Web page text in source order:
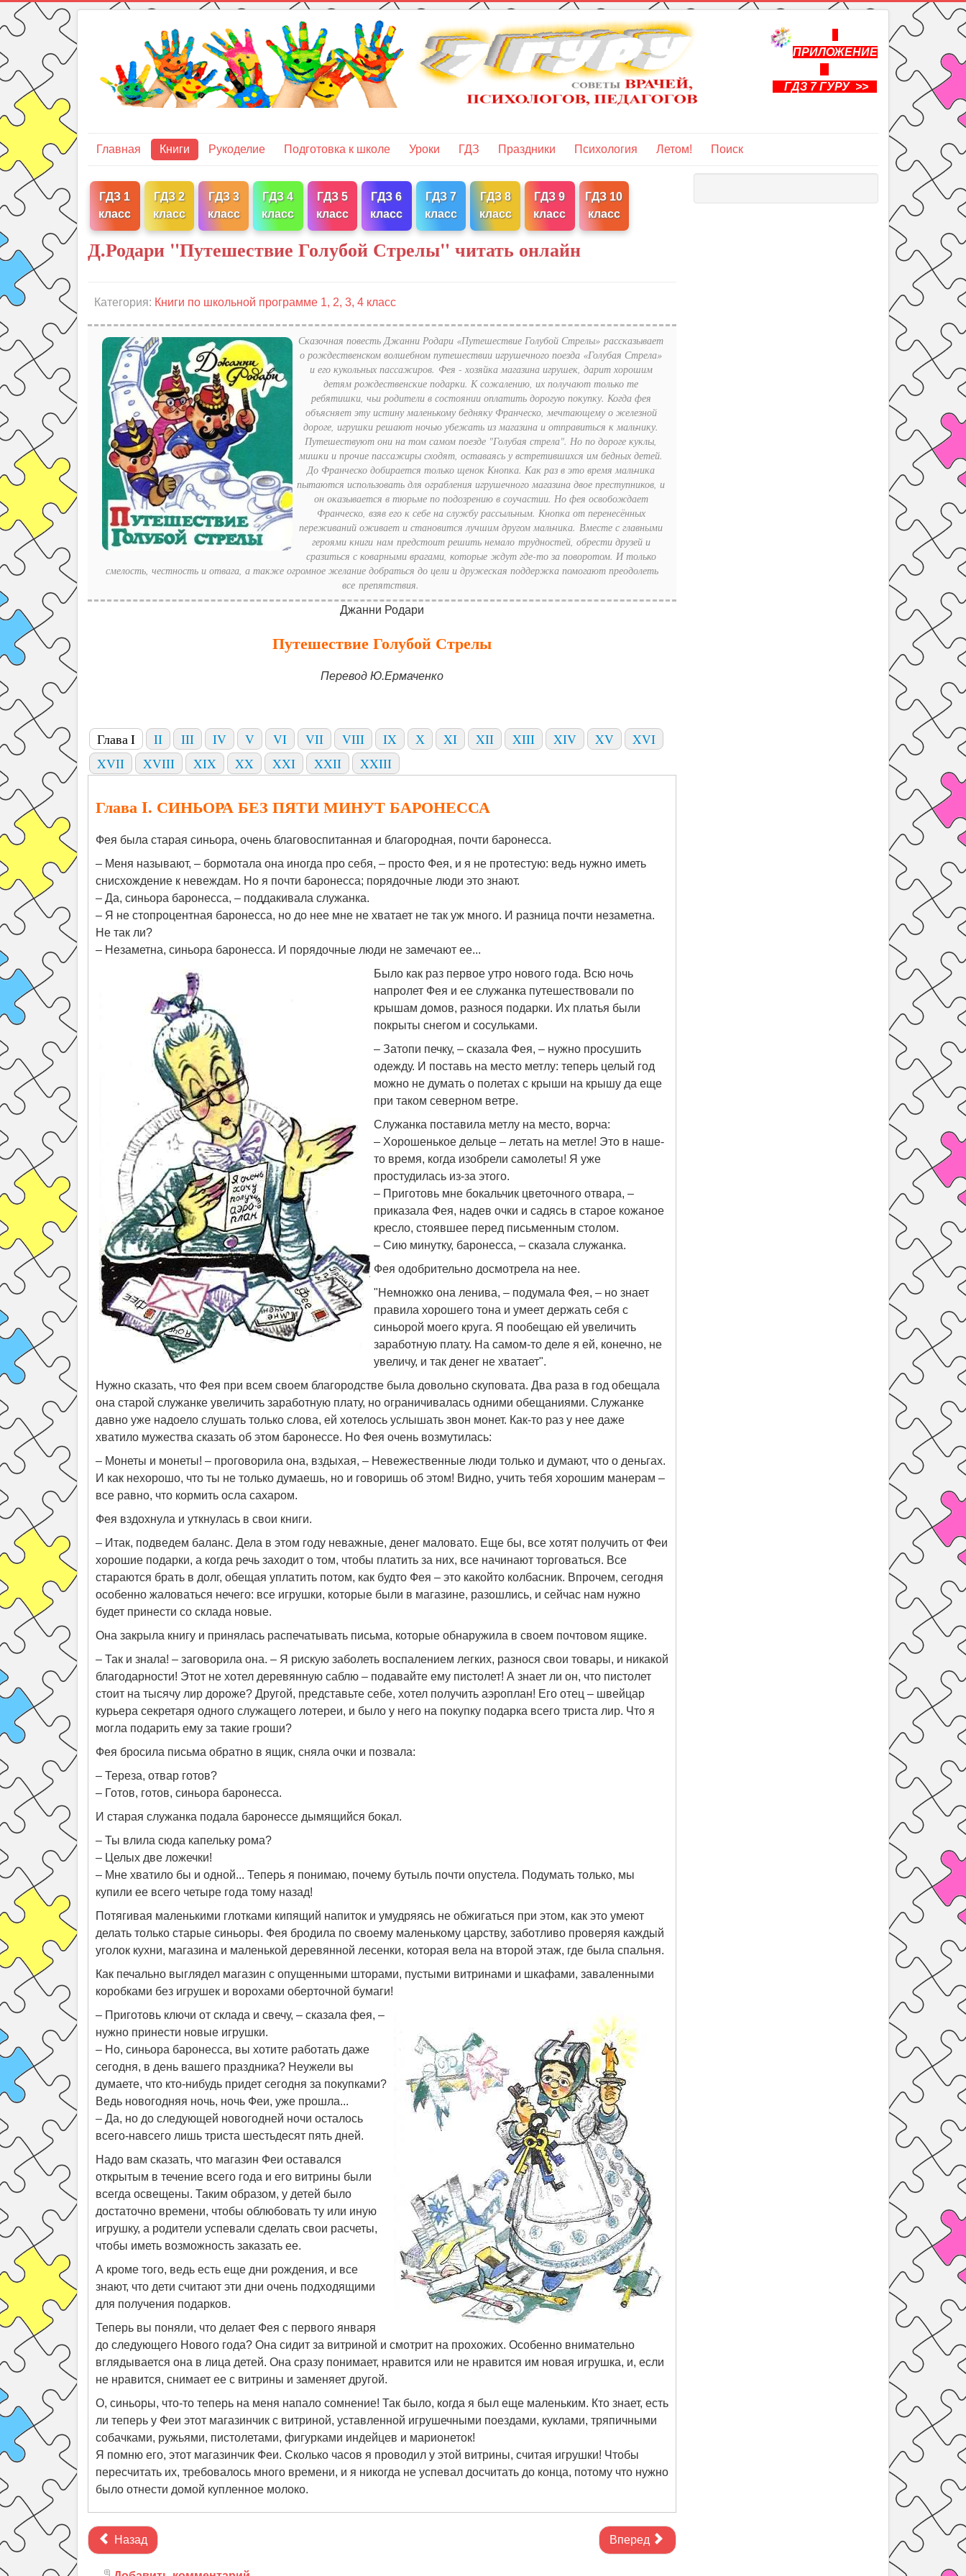
ПРИЛОЖЕНИЕ
ГДЗ 7 ГУРУ >>
Главная Книги Рукоделие Подготовка к школе Уроки ГДЗ Праздники Психология Летом! Поиск
ГДЗ 1
класс
ГДЗ 2
класс
ГДЗ 3
класс
ГДЗ 4
класс
ГДЗ 5
класс
ГДЗ 6
класс
ГДЗ 7
класс
ГДЗ 8
класс
ГДЗ 9
класс
ГДЗ 10
класс
Д.Родари "Путешествие Голубой Стрелы" читать онлайн
Категория: Книги по школьной программе 1, 2, 3, 4 класс
Сказочная повесть Джанни Родари «Путешествие Голубой Стрелы» рассказывает
о рождественском волшебном путешествии игрушечного поезда «Голубая Стрела»
и его кукольных пассажиров. Фея - хозяйка магазина игрушек, дарит хорошим
детям рождественские подарки. К сожалению, их получают только те
ребятишки, чьи родители в состоянии оплатить дорогую покупку. Когда фея
объясняет эту истину маленькому бедняку Франческо, мечтающему о железной
дороге, игрушки решают ночью убежать из магазина и отправиться к мальчику.
Путешествуют они на том самом поезде "Голубая стрела". Но по дороге куклы,
мишки и прочие пассажиры сходят, оставаясь у встретившихся им бедных детей.
До Франческо добирается только щенок Кнопка. Как раз в это время мальчика
пытаются использовать для ограбления игрушечного магазина двое преступников, и
он оказывается в тюрьме по подозрению в соучастии. Но фея освобождает
Франческо, взяв его к себе на службу рассыльным. Кнопка от перенесённых
переживаний оживает и становится лучшим другом мальчика. Вместе с главными
героями книги нам предстоит решить немало трудностей, обрести друзей и
сразиться с коварными врагами, которые ждут где-то за поворотом. И только
смелость, честность и отвага, а также огромное желание добраться до цели и дружеская поддержка помогают преодолеть
все препятствия.
Джанни Родари
Путешествие Голубой Стрелы
Перевод Ю.Ермаченко
Глава I II III IV V VI VII VIII IX Х XI XII XIII XIV XV
XVI
XVII
XVIII XIX XX XXI XXII XXIII
Глава I. СИНЬОРА БЕЗ ПЯТИ МИНУТ БАРОНЕССА
Фея была старая синьора, очень благовоспитанная и благородная, почти баронесса.
– Меня называют, – бормотала она иногда про себя, – просто Фея, и я не протестую: ведь нужно иметь
снисхождение к невеждам. Но я почти баронесса; порядочные люди это знают.
– Да, синьора баронесса, – поддакивала служанка.
– Я не стопроцентная баронесса, но до нее мне не хватает не так уж много. И разница почти незаметна.
Не так ли?
– Незаметна, синьора баронесса. И порядочные люди не замечают ее...
Было как раз первое утро нового года. Всю ночь
напролет Фея и ее служанка путешествовали по
крышам домов, разнося подарки. Их платья были
покрыты снегом и сосульками.
– Затопи печку, – сказала Фея, – нужно просушить
одежду. И поставь на место метлу: теперь целый год
можно не думать о полетах с крыши на крышу да еще
при таком северном ветре.
Служанка поставила метлу на место, ворча:
– Хорошенькое дельце – летать на метле! Это в наше-
то время, когда изобрели самолеты! Я уже
простудилась из-за этого.
– Приготовь мне бокальчик цветочного отвара, –
приказала Фея, надев очки и садясь в старое кожаное
кресло, стоявшее перед письменным столом.
– Сию минутку, баронесса, – сказала служанка.
Фея одобрительно досмотрела на нее.
"Немножко она ленива, – подумала Фея, – но знает
правила хорошего тона и умеет держать себя с
синьорой моего круга. Я пообещаю ей увеличить
заработную плату. На самом-то деле я ей, конечно, не
увеличу, и так денег не хватает".
Нужно сказать, что Фея при всем своем благородстве была довольно скуповата. Два раза в год обещала
она старой служанке увеличить заработную плату, но ограничивалась одними обещаниями. Служанке
давно уже надоело слушать только слова, ей хотелось услышать звон монет. Как-то раз у нее даже
хватило мужества сказать об этом баронессе. Но Фея очень возмутилась:
– Монеты и монеты! – проговорила она, вздыхая, – Невежественные люди только и думают, что о деньгах.
И как нехорошо, что ты не только думаешь, но и говоришь об этом! Видно, учить тебя хорошим манерам –
все равно, что кормить осла сахаром.
Фея вздохнула и уткнулась в свои книги.
– Итак, подведем баланс. Дела в этом году неважные, денег маловато. Еще бы, все хотят получить от Феи
хорошие подарки, а когда речь заходит о том, чтобы платить за них, все начинают торговаться. Все
стараются брать в долг, обещая уплатить потом, как будто Фея – это какойто колбасник. Впрочем, сегодня
особенно жаловаться нечего: все игрушки, которые были в магазине, разошлись, и сейчас нам нужно
будет принести со склада новые.
Она закрыла книгу и принялась распечатывать письма, которые обнаружила в своем почтовом ящике.
– Так и знала! – заговорила она. – Я рискую заболеть воспалением легких, разнося свои товары, и никакой
благодарности! Этот не хотел деревянную саблю – подавайте ему пистолет! А знает ли он, что пистолет
стоит на тысячу лир дороже? Другой, представьте себе, хотел получить аэроплан! Его отец – швейцар
курьера секретаря одного служащего лотереи, и было у него на покупку подарка всего триста лир. Что я
могла подарить ему за такие гроши?
Фея бросила письма обратно в ящик, сняла очки и позвала:
– Тереза, отвар готов?
– Готов, готов, синьора баронесса.
И старая служанка подала баронессе дымящийся бокал.
– Ты влила сюда капельку рома?
– Целых две ложечки!
– Мне хватило бы и одной... Теперь я понимаю, почему бутыль почти опустела. Подумать только, мы
купили ее всего четыре года тому назад!
Потягивая маленькими глотками кипящий напиток и умудряясь не обжигаться при этом, как это умеют
делать только старые синьоры. Фея бродила по своему маленькому царству, заботливо проверяя каждый
уголок кухни, магазина и маленькой деревянной лесенки, которая вела на второй этаж, где была спальня.
Как печально выглядел магазин с опущенными шторами, пустыми витринами и шкафами, заваленными
коробками без игрушек и ворохами оберточной бумаги!
– Приготовь ключи от склада и свечу, – сказала фея, –
нужно принести новые игрушки.
– Но, синьора баронесса, вы хотите работать даже
сегодня, в день вашего праздника? Неужели вы
думаете, что кто-нибудь придет сегодня за покупками?
Ведь новогодняя ночь, ночь Феи, уже прошла...
– Да, но до следующей новогодней ночи осталось
всего-навсего лишь триста шестьдесят пять дней.
Надо вам сказать, что магазин Феи оставался
открытым в течение всего года и его витрины были
всегда освещены. Таким образом, у детей было
достаточно времени, чтобы облюбовать ту или иную
игрушку, а родители успевали сделать свои расчеты,
чтобы иметь возможность заказать ее.
А кроме того, ведь есть еще дни рождения, и все
знают, что дети считают эти дни очень подходящими
для получения подарков.
Теперь вы поняли, что делает Фея с первого января
до следующего Нового года? Она сидит за витриной и смотрит на прохожих. Особенно внимательно
вглядывается она в лица детей. Она сразу понимает, нравится или не нравится им новая игрушка, и, если
не нравится, снимает ее с витрины и заменяет другой.
О, синьоры, что-то теперь на меня напало сомнение! Так было, когда я был еще маленьким. Кто знает, есть
ли теперь у Феи этот магазинчик с витриной, уставленной игрушечными поездами, куклами, тряпичными
собачками, ружьями, пистолетами, фигурками индейцев и марионеток!
Я помню его, этот магазинчик Феи. Сколько часов я проводил у этой витрины, считая игрушки! Чтобы
пересчитать их, требовалось много времени, и я никогда не успевал досчитать до конца, потому что нужно
было отнести домой купленное молоко.
Назад Вперед